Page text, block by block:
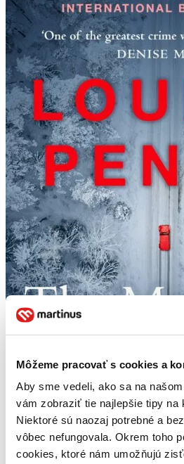
Môžeme pracovať s cookies a
Aby sme vedeli, ako sa na
vám zobraziť tie najlepšie tipy na
Niektoré sú naozaj potrebné a
vôbec nefungovala. Okrem toho
cookies, ktoré nám umožňujú